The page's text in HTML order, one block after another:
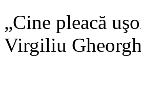
„Cine pleacă
Virgiliu